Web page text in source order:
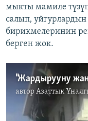
мыкты мамиле
салып, уйгурлардын
бирикмелеринин
берген жок.
"Жардырууну
автор Азаттык Үналгысы |
No media